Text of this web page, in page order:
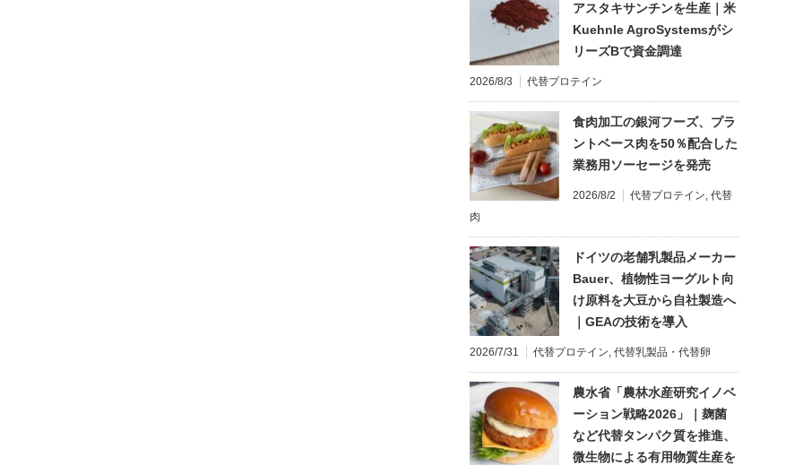
アスタキサンチンを生産｜米
Kuehnle AgroSystemsがシ
リーズBで資金調達
2026/8/3 代替プロテイン
食肉加工の銀河フーズ、プラ
ントベース肉を50％配合した
業務用ソーセージを発売
2026/8/2 代替プロテイン, 代替
肉
ドイツの老舗乳製品メーカー
Bauer、植物性ヨーグルト向
け原料を大豆から自社製造へ
｜GEAの技術を導入
2026/7/31 代替プロテイン, 代替乳製品・代替卵
農水省「農林水産研究イノベ
ーション戦略2026」｜麹菌
など代替タンパク質を推進、
微生物による有用物質生産を